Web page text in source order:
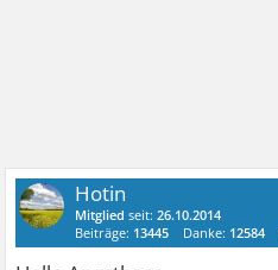
Hotin
Mitglied seit:26.10.2014
Beiträge: 13445 Danke: 12584